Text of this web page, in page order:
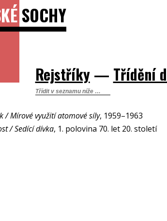
SOCHY
Rejstříky— Třídění
/ Mírové využití atomové síly, 1959–1963
/ Sedící dívka, 1. polovina 70. let 20. století